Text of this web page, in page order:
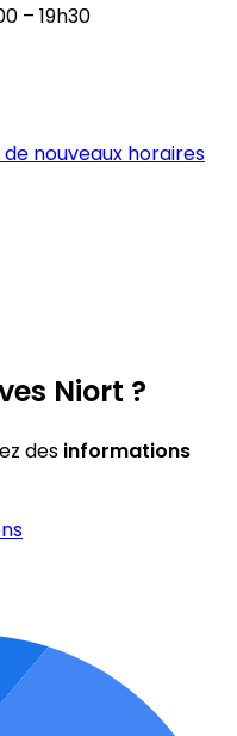
– 19h30
nouveaux horaires
Niort ?
des informations